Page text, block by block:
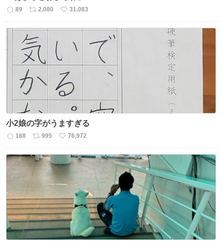
返
89
リ
ト
数
2,080
い
31,083
小2娘の字がうますぎる
返
数
188
リ
ス
995
い
ね
76,972